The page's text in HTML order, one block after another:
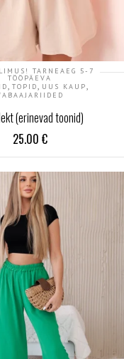
TARNEAEG 5-7
TÖÖPÄEVA
, TOPID, UUS KAUP,
(erinevad toonid)
25.00 €